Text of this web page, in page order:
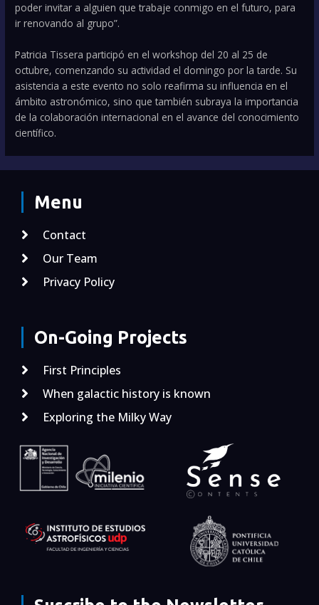
poder invitar a alguien que trabaje conmigo en el futuro, para
ir renovando al grupo”.
Patricia Tissera participó en el workshop del 20 al 25 de
octubre, comenzando su actividad el domingo por la tarde. Su
asistencia a este evento no solo reafirma su influencia en el
ámbito astronómico, sino que también subraya la importancia
de la colaboración internacional en el avance del conocimiento
científico.
Menu
Contact
Our Team
Privacy Policy
On-Going Projects
First Principles
When galactic history is known
Exploring the Milky Way